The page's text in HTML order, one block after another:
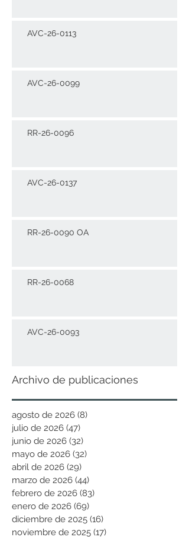
AVC-26-0113
AVC-26-0099
RR-26-0096
AVC-26-0137
RR-26-0090 OA
RR-26-0068
AVC-26-0093
Archivo de publicaciones
agosto de 2026 (8)
julio de 2026 (47)
junio de 2026 (32)
mayo de 2026 (32)
abril de 2026 (29)
marzo de 2026 (44)
febrero de 2026 (83)
enero de 2026 (69)
diciembre de 2025 (16)
noviembre de 2025 (17)